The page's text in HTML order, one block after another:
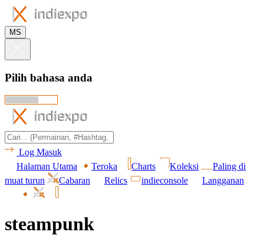
MS
Pilih bahasa anda
Log Masuk
Halaman Utama
Teroka Charts Koleksi
Paling di
muat turun
Cabaran Relics indieconsole Langganan
steampunk